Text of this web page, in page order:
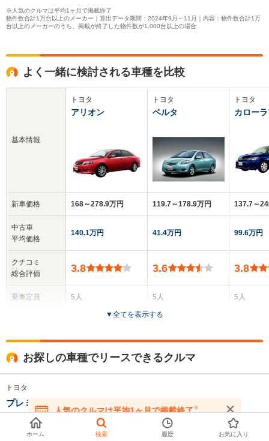
※人気のクルマは平均1ヶ月で掲載終了
物件数合計1万台以上のメーカー｜算出データ期間：2024年9月～11月｜内容：物件数合計1万
台以上のメーカーのうち、掲載が終了した物件数が1,000台以上の場合
よく一緒に検討される車種を比較
基本情報
新車価格
中古車
平均価格
クチコミ
総合評価
乗車定員
サイズ
(全長x全幅x全高)
トヨタ
アリオン
168～278.9万円
140.1万円
3.8
5人
全高
1.48m～1.49m
全幅
1.7m
全長
4.57m～4.59m
トヨタ
ベルタ
119.7～178.9万円
41.4万円
3.6
5人
4ドア
全高
1.46m～1.48m
全幅
1.69m
トヨタ
カロー
137.7～
99.6万円
3.8
5人
▼全てを表示する
お探しの車種でリースできるクルマ
トヨタ
プレミオ 1.5 F Lパッケージ リース可
ヵ月リースの場合）
人気のクルマは平均1ヶ月で掲載終了※
在庫が無くなる前にお問い合わせください
ホーム 検索 履歴 お気に入り